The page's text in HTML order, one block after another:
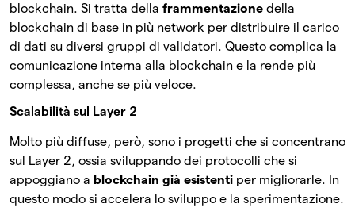
blockchain. Si tratta della frammentazione della
blockchain di base in più network per distribuire il carico
di dati su diversi gruppi di validatori. Questo complica la
comunicazione interna alla blockchain e la rende più
complessa, anche se più veloce.
Scalabilità sul Layer 2
Molto più diffuse, però, sono i progetti che si concentrano
sul Layer 2, ossia sviluppando dei protocolli che si
appoggiano a blockchain già esistenti per migliorarle. In
questo modo si accelera lo sviluppo e la sperimentazione.